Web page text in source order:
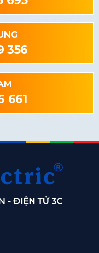
356
661